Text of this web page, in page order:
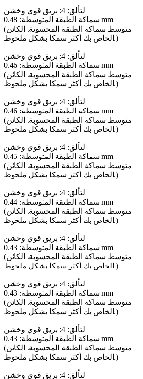
التألق: 4: بريق قوي وخشن
سماكة الطبقة المتوسطة: 0.48 mm
(متوسط ​​سماكة الطبقة المحسوبة. الكائن
الخاص بك أكثر سمكا بشكل ملحوظ.)
التألق: 4: بريق قوي وخشن
سماكة الطبقة المتوسطة: 0.46 mm
(متوسط ​​سماكة الطبقة المحسوبة. الكائن
الخاص بك أكثر سمكا بشكل ملحوظ.)
التألق: 4: بريق قوي وخشن
سماكة الطبقة المتوسطة: 0.46 mm
(متوسط ​​سماكة الطبقة المحسوبة. الكائن
الخاص بك أكثر سمكا بشكل ملحوظ.)
التألق: 4: بريق قوي وخشن
سماكة الطبقة المتوسطة: 0.45 mm
(متوسط ​​سماكة الطبقة المحسوبة. الكائن
الخاص بك أكثر سمكا بشكل ملحوظ.)
التألق: 4: بريق قوي وخشن
سماكة الطبقة المتوسطة: 0.44 mm
(متوسط ​​سماكة الطبقة المحسوبة. الكائن
الخاص بك أكثر سمكا بشكل ملحوظ.)
التألق: 4: بريق قوي وخشن
سماكة الطبقة المتوسطة: 0.43 mm
(متوسط ​​سماكة الطبقة المحسوبة. الكائن
الخاص بك أكثر سمكا بشكل ملحوظ.)
التألق: 4: بريق قوي وخشن
سماكة الطبقة المتوسطة: 0.43 mm
(متوسط ​​سماكة الطبقة المحسوبة. الكائن
الخاص بك أكثر سمكا بشكل ملحوظ.)
التألق: 4: بريق قوي وخشن
سماكة الطبقة المتوسطة: 0.43 mm
(متوسط ​​سماكة الطبقة المحسوبة. الكائن
الخاص بك أكثر سمكا بشكل ملحوظ.)
التألق: 4: بريق قوي وخشن